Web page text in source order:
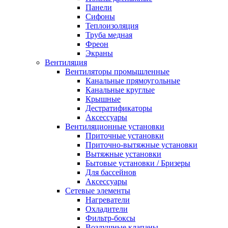
Панели
Сифоны
Теплоизоляция
Труба медная
Фреон
Экраны
Вентиляция
Вентиляторы промышленные
Канальные прямоугольные
Канальные круглые
Крышные
Дестратификаторы
Аксессуары
Вентиляционные установки
Приточные установки
Приточно-вытяжные установки
Вытяжные установки
Бытовые установки / Бризеры
Для бассейнов
Аксессуары
Сетевые элементы
Нагреватели
Охладители
Фильтр-боксы